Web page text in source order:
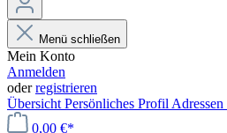
Menü schließen
Mein Konto
Anmelden
oderregistrieren
Übersicht Persönliches Profil Adressen
0,00 €*